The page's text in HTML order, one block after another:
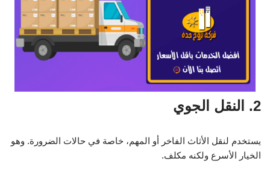
2. النقل الجوي
يستخدم لنقل الأثاث الفاخر أو المهم، خاصة في حالات الضرورة. وهو
الخيار الأسرع ولكنه مكلف.